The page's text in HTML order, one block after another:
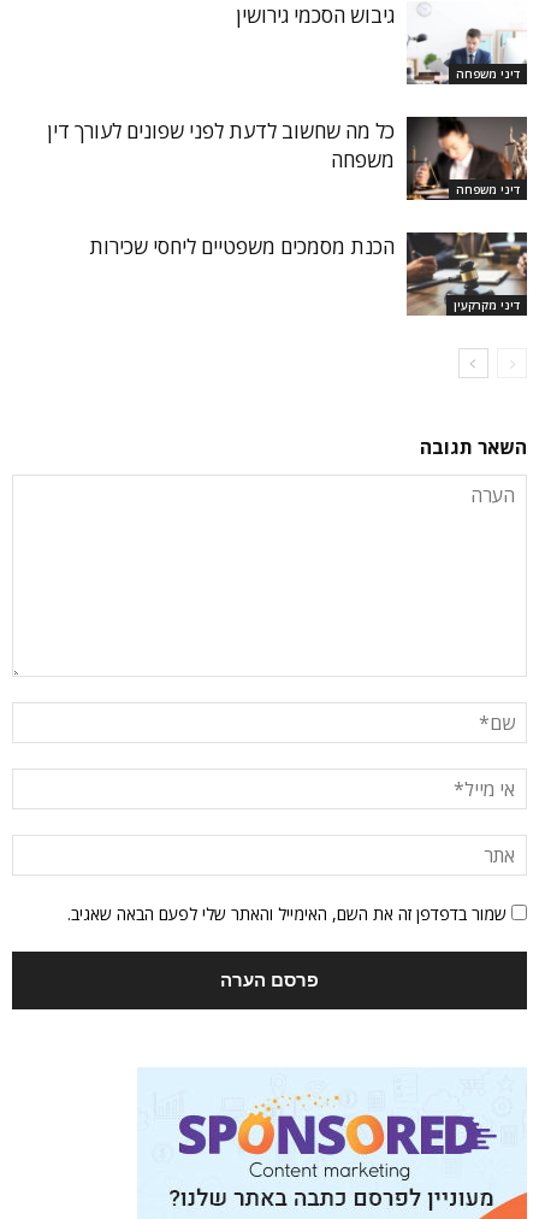
דיני משפחה
גיבוש הסכמי גירושין
דיני משפחה
כל מה שחשוב לדעת לפני שפונים לעורך דין
משפחה
דיני מקרקעין
הכנת מסמכים משפטיים ליחסי שכירות
השאר תגובה
שמור בדפדפן זה את השם, האימייל והאתר שלי לפעם הבאה שאגיב.